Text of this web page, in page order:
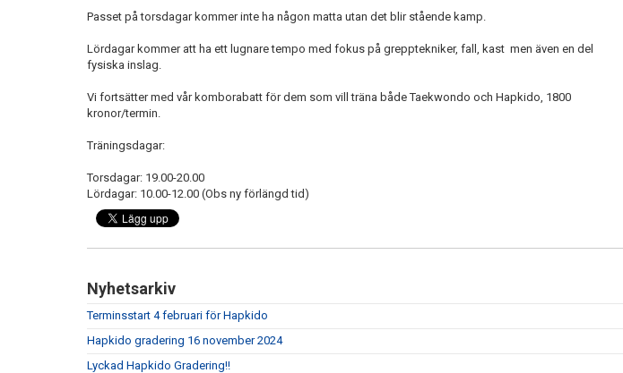
Passet på torsdagar kommer inte ha någon matta utan det blir stående kamp.
Lördagar kommer att ha ett lugnare tempo med fokus på grepptekniker, fall, kast men även en del
fysiska inslag.
Vi fortsätter med vår komborabatt för dem som vill träna både Taekwondo och Hapkido, 1800
kronor/termin.
Träningsdagar:
Torsdagar: 19.00-20.00
Lördagar: 10.00-12.00 (Obs ny förlängd tid)
Nyhetsarkiv
Terminsstart 4 februari för Hapkido
Hapkido gradering 16 november 2024
Lyckad Hapkido Gradering!!